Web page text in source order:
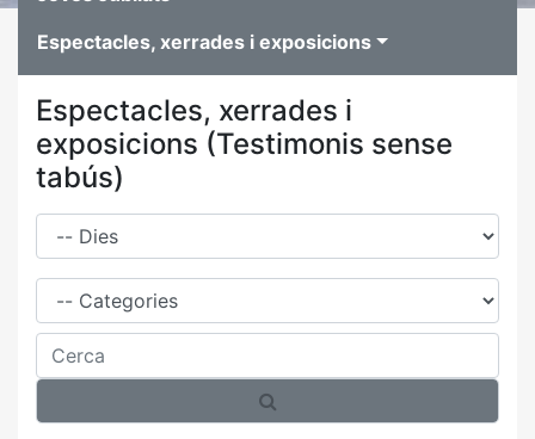
Espectacles, xerrades i exposicions
Espectacles, xerrades i
exposicions (Testimonis sense
tabús)
Dies
Família
Cerca